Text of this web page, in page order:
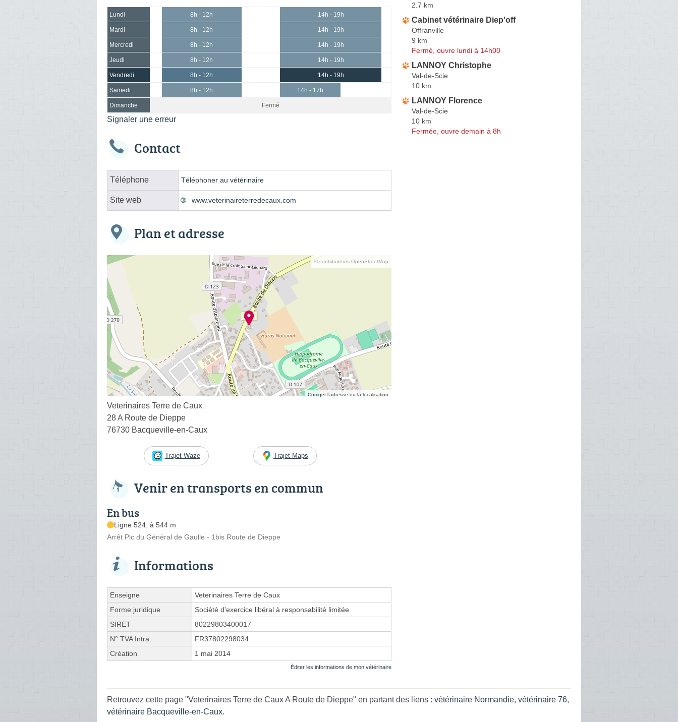
Lundi 8h - 12h 14h - 19h
Mardi 8h - 12h 14h - 19h
Mercredi 8h - 12h 14h - 19h
Jeudi 8h - 12h 14h - 19h
Vendredi 8h - 12h 14h - 19h
Samedi 8h - 12h 14h - 17h
Dimanche Fermé
Signaler une erreur
Contact
Téléphone Téléphoner au vétérinaire
Site web www.veterinaireterredecaux.com
Plan et adresse
© contributeurs OpenStreetMap
Corriger l’adresse ou la localisation
Veterinaires Terre de Caux
28 A Route de Dieppe
76730 Bacqueville-en-Caux
Trajet Waze Trajet Maps
Venir en transports en commun
En bus
Ligne 524, à 544 m
Arrêt Plc du Général de Gaulle - 1bis Route de Dieppe
Informations
Enseigne
Veterinaires Terre de Caux
Forme juridique
Société d'exercice libéral à responsabilité limitée
SIRET
80229803400017
N° TVA Intra.
FR37802298034
Création
1 mai 2014
Éditer les informations de mon vétérinaire
2.7 km
Cabinet vétérinaire Diep'off
Offranville
9 km
Fermé, ouvre lundi à 14h00
LANNOY Christophe
Val-de-Scie
10 km
LANNOY Florence
Val-de-Scie
10 km
Fermée, ouvre demain à 8h
Retrouvez cette page "Veterinaires Terre de Caux A Route de Dieppe" en partant des liens : vétérinaire Normandie, vétérinaire 76,
vétérinaire Bacqueville-en-Caux.